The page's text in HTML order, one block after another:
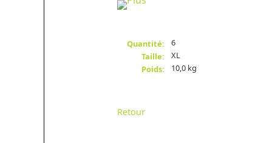
Quantité:
6
Taille:
XL
Poids:
10,0 kg
Retour